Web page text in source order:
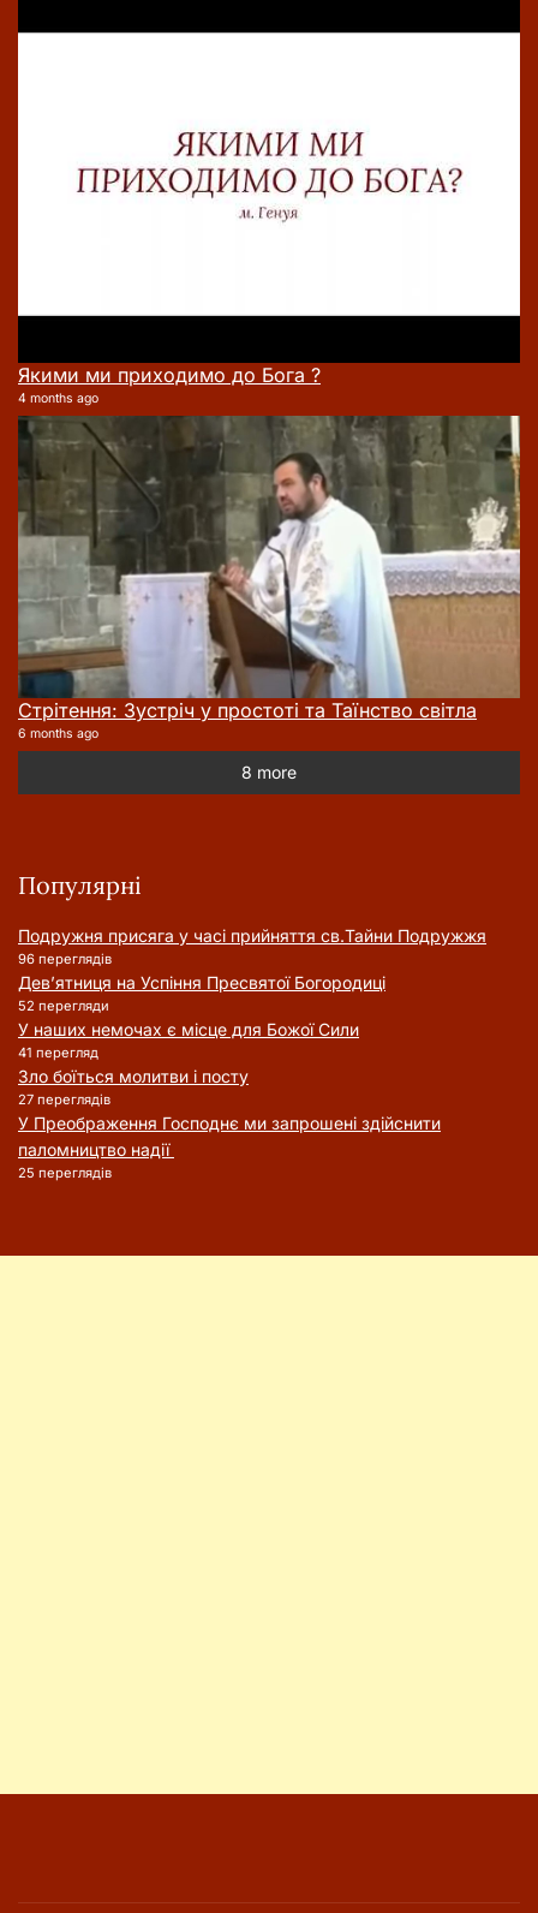
Якими ми приходимо до Бога ?
4 months ago
Стрітення: Зустріч у простоті та Таїнство світла
6 months ago
8 more
Популярні
Подружня присягa у часі прийняття cв.Тайни Подружжя
96 переглядів
Дев’ятниця на Успіння Пресвятої Богородиці
52 перегляди
У наших немочах є місце для Божої Сили
41 перегляд
Зло боїться молитви і посту
27 переглядів
У Преображення Господнє ми запрошені здійснити
паломництво надії
25 переглядів